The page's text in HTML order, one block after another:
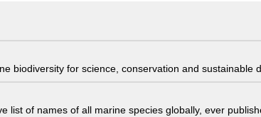
biodiversity for science, conservation and sustainable
of names of all marine species globally, ever